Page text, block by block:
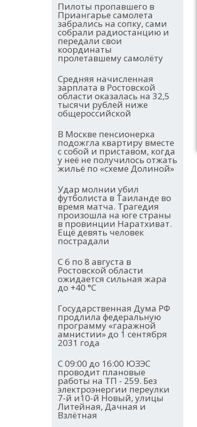
Пилоты пропавшего в
Приангарье самолета
забрались на сопку, сами
собрали радиостанцию и
передали свои
координаты
пролетавшему самолёту
Средняя начисленная
зарплата в Ростовской
области оказалась на 32,5
тысячи рублей ниже
общероссийской
В Москве пенсионерка
подожгла квартиру вместе
с собой и приставом, когда
у неё не получилось отжать
жильё по «схеме Долиной»
Удар молнии убил
футболиста в Таиланде во
время матча. Трагедия
произошла на юге страны
в провинции Наратхиват.
Ещё девять человек
пострадали
С 6 по 8 августа в
Ростовской области
ожидается сильная жара
до +40 °С
Государственная Дума РФ
продлила федеральную
программу «гаражной
амнистии» до 1 сентября
2031 года
С 09:00 до 16:00 ЮЗЭС
проводит плановые
работы на ТП - 259. Без
электроэнергии переулки
7-й и10-й Новый, улицы
Литейная, Дачная и
Взлётная